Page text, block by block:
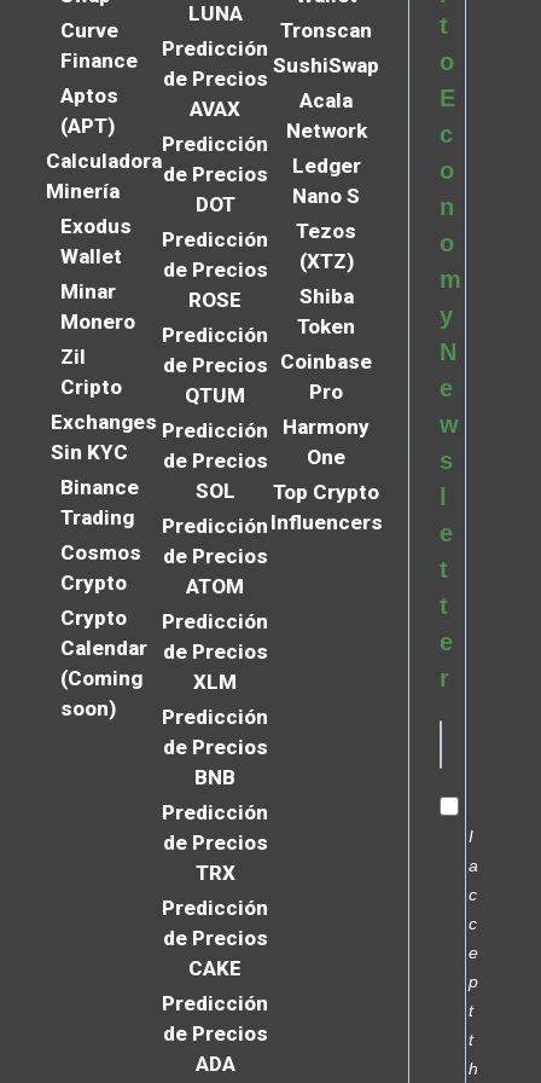
Curve
Finance
Aptos
(APT)
Calculadora
Minería
Exodus
Wallet
Minar
Monero
Zil
Cripto
Exchanges
Sin KYC
Binance
Trading
Cosmos
Crypto
Crypto
Calendar
(Coming
soon)
LUNA
Predicción
de Precios
AVAX
Predicción
de Precios
DOT
Predicción
de Precios
ROSE
Predicción
de Precios
QTUM
Predicción
de Precios
SOL
Predicción
de Precios
ATOM
Predicción
de Precios
XLM
Predicción
de Precios
BNB
Predicción
de Precios
TRX
Predicción
de Precios
CAKE
Predicción
de Precios
ADA
Tronscan
SushiSwap
Acala
Network
Ledger
Nano S
Tezos
(XTZ)
Shiba
Token
Coinbase
Pro
Harmony
One
Top Crypto
Influencers
t
o
E
c
o
n
o
m
y
N
e
w
s
e
t
t
e
r
I
a
c
c
e
p
t
t
h